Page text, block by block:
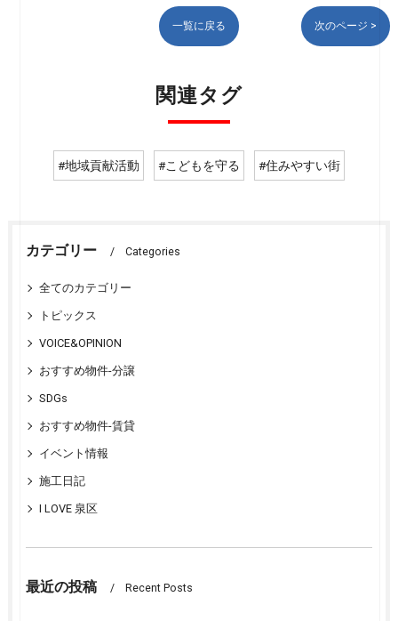
一覧に戻る 次のページ >
関連タグ
#地域貢献活動 #こどもを守る #住みやすい街
カテゴリー Categories
全てのカテゴリー
トピックス
VOICE&OPINION
おすすめ物件-分譲
SDGs
おすすめ物件-賃貸
イベント情報
施工日記
I LOVE 泉区
最近の投稿 Recent Posts